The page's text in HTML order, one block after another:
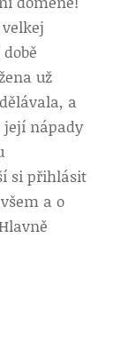
už
a
její nápady
si přihlásit
a o